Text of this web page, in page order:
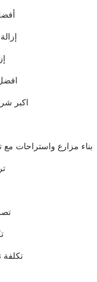
اكبر
بناء مزارع واستراحات
تكلفة